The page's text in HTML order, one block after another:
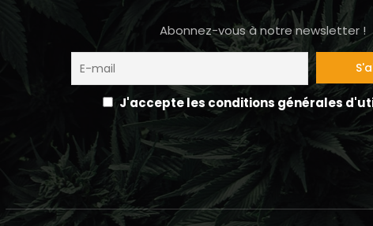
Abonnez-vous à notre newsletter !
J'accepte les conditions générales